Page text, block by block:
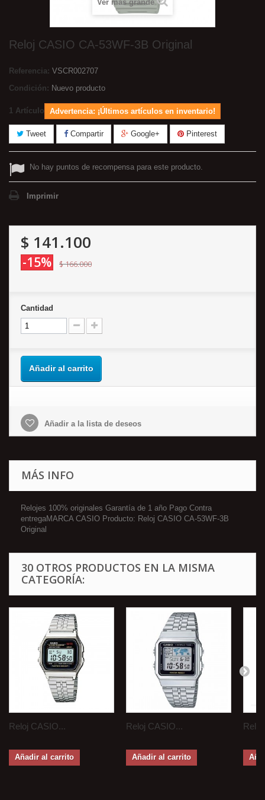
Ver más grande
Reloj CASIO CA-53WF-3B Original
Referencia: VSCR002707
Condición: Nuevo producto
1 Artículo Advertencia: ¡Últimos artículos en inventario!
Tweet Compartir Google+ Pinterest
No hay puntos de recompensa para este producto.
Imprimir
$ 141.100
-15% $ 166.000
Cantidad
Añadir al carrito
Añadir a la lista de deseos
MÁS INFO
Relojes 100% originales Garantía de 1 año Pago Contra
entregaMARCA CASIO Producto: Reloj CASIO CA-53WF-3B
Original
30 OTROS PRODUCTOS EN LA MISMA
CATEGORÍA:
Reloj CASIO...
Añadir al carrito
Reloj CASIO...
Añadir al carrito